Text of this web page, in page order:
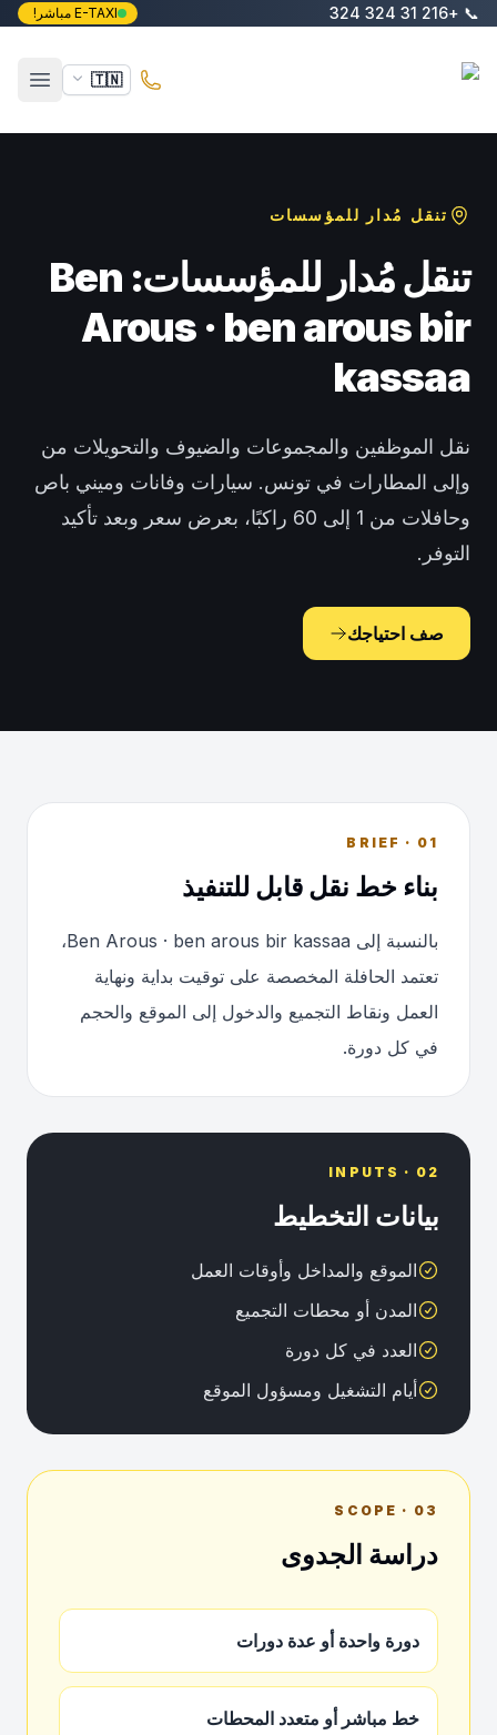
تخطَّ إلى المحتوى الرئيسي
📞
+216 31 324 324 E-TAXI مباشر!
🇹🇳
فتح
تنقل مُدار للمؤسسات
تنقل مُدار للمؤسسات: Ben
Arous · ben arous bir
kassaa
نقل الموظفين والمجموعات والضيوف والتحويلات من
وإلى المطارات في تونس. سيارات وفانات وميني باص
وحافلات من 1 إلى 60 راكبًا، بعرض سعر وبعد تأكيد
التوفر.
صف احتياجك
01 · BRIEF
بناء خط نقل قابل للتنفيذ
بالنسبة إلى Ben Arous · ben arous bir kassaa،
تعتمد الحافلة المخصصة على توقيت بداية ونهاية
العمل ونقاط التجميع والدخول إلى الموقع والحجم
في كل دورة.
02 · INPUTS
بيانات التخطيط
الموقع والمداخل وأوقات العمل
المدن أو محطات التجميع
العدد في كل دورة
أيام التشغيل ومسؤول الموقع
03 · SCOPE
دراسة الجدوى
دورة واحدة أو عدة دورات
خط مباشر أو متعدد المحطات